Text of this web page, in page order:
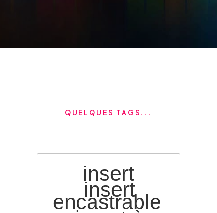
QUELQUES TAGS...
insert
insert
encastrable